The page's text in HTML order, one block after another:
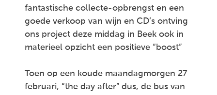
fantastische collecte-opbrengst en een
goede verkoop van wijn en CD’s ontving
ons project deze middag in Beek ook in
materieel opzicht een positieve “boost”
Toen op een koude maandagmorgen 27
februari, “the day after” dus, de bus van